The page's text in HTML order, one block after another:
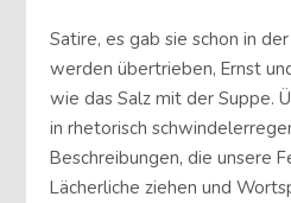
Satire, es gab sie schon in
werden übertrieben, Ernst
wie das Salz mit der Suppe.
in rhetorisch
Beschreibungen, die unsere
Lächerliche ziehen und